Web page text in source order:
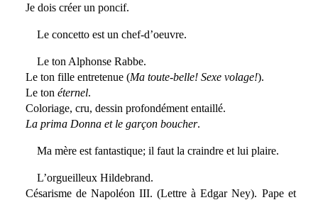
Je dois créer un poncif.
Le concetto est un chef-d’oeuvre.
Le ton Alphonse Rabbe.
Le ton fille entretenue (Ma toute-belle! Sexe volage!).
Le ton éternel.
Coloriage, cru, dessin profondément entaillé.
La prima Donna et le garçon boucher.
Ma mère est fantastique; il faut la craindre et lui plaire.
L’orgueilleux Hildebrand.
Césarisme de Napoléon III. (Lettre à Edgar Ney). Pape et